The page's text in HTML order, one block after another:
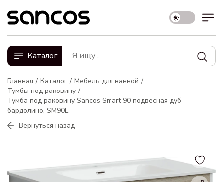
Каталог
Главная Каталог
Мебель для ванной
Тумбы под раковину
Тумба под раковину Sancos Smart 90 подвесная дуб
бардолино, SM90E
Вернуться назад